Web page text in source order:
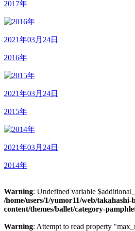
2017年
2021年03月24日
2016年
2021年03月24日
2015年
2021年03月24日
2014年
Warning: Undefined variable
/home/users/1/yumor11/web/takahashi-
content/themes/ballet/category-
Warning: Attempt to read property